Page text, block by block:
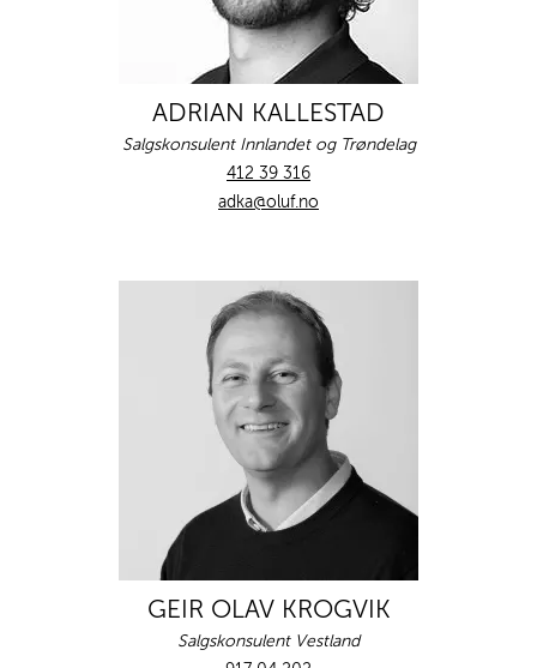
ADRIAN KALLESTAD
Salgskonsulent Innlandet og Trøndelag
412 39 316
adka@oluf.no
GEIR OLAV KROGVIK
Salgskonsulent Vestland